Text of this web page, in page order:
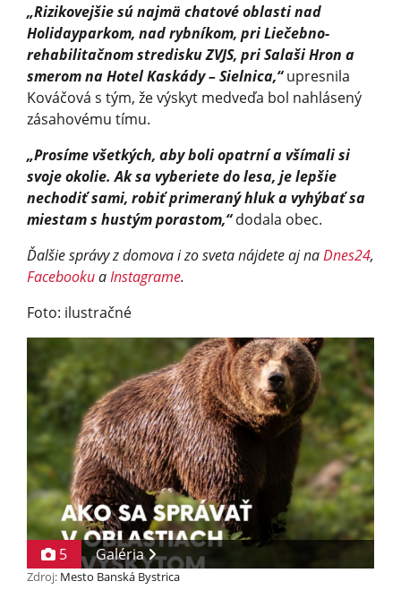
„Rizikovejšie sú najmä chatové oblasti nad
Holidayparkom, nad rybníkom, pri Liečebno-
rehabilitačnom stredisku ZVJS, pri Salaši Hron a
smerom na Hotel Kaskády – Sielnica,“upresnila
Kováčová s tým, že výskyt medveďa bol nahlásený
zásahovému tímu.
„Prosíme všetkých, aby boli opatrní a všímali si
svoje okolie. Ak sa vyberiete do lesa, je lepšie
nechodiť sami, robiť primeraný hluk a vyhýbať sa
miestam s hustým porastom,“dodala obec.
Ďalšie správy z domova i zo sveta nájdete aj naDnes24,
FacebookuaInstagrame.
Foto: ilustračné
5 Galéria
Zdroj: Mesto Banská Bystrica